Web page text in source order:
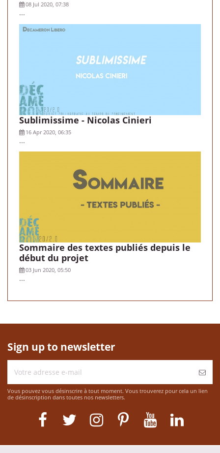
08 Jul 2020, 07:38
...
Sublimissime - Nicolas Cinieri
16 Apr 2020, 06:35
...
Sommaire des textes publiés depuis le
début du projet
03 Jun 2020, 05:50
...
Sign up to newsletter
Vous pouvez vous désinscrire à tout moment. Vous trouverez pour cela un lien
de désinscription dans toutes nos newsletters.